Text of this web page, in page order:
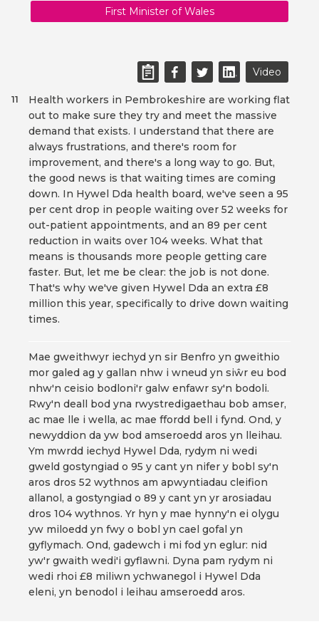
First Minister of Wales
Video
Health workers in Pembrokeshire are working flat
out to make sure they try and meet the massive
demand that exists. I understand that there are
always frustrations, and there's room for
improvement, and there's a long way to go. But,
the good news is that waiting times are coming
down. In Hywel Dda health board, we've seen a 95
per cent drop in people waiting over 52 weeks for
out-patient appointments, and an 89 per cent
reduction in waits over 104 weeks. What that
means is thousands more people getting care
faster. But, let me be clear: the job is not done.
That's why we've given Hywel Dda an extra £8
million this year, specifically to drive down waiting
times.
11
Mae gweithwyr iechyd yn sir Benfro yn gweithio
mor galed ag y gallan nhw i wneud yn siŵr eu bod
nhw'n ceisio bodloni'r galw enfawr sy'n bodoli.
Rwy'n deall bod yna rwystredigaethau bob amser,
ac mae lle i wella, ac mae ffordd bell i fynd. Ond, y
newyddion da yw bod amseroedd aros yn lleihau.
Ym mwrdd iechyd Hywel Dda, rydym ni wedi
gweld gostyngiad o 95 y cant yn nifer y bobl sy'n
aros dros 52 wythnos am apwyntiadau cleifion
allanol, a gostyngiad o 89 y cant yn yr arosiadau
dros 104 wythnos. Yr hyn y mae hynny'n ei olygu
yw miloedd yn fwy o bobl yn cael gofal yn
gyflymach. Ond, gadewch i mi fod yn eglur: nid
yw'r gwaith wedi'i gyflawni. Dyna pam rydym ni
wedi rhoi £8 miliwn ychwanegol i Hywel Dda
eleni, yn benodol i leihau amseroedd aros.